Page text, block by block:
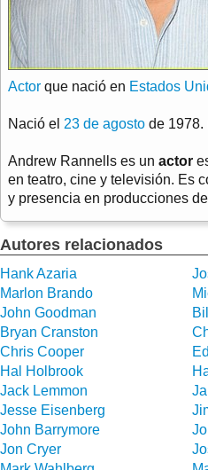
Actor que nació en Estados
Nació el 23 de agosto de 1978.
Andrew Rannells es un actor
en teatro, cine y televisión. Es
y presencia en producciones
Autores relacionados
Hank Azaria
Marlon Brando
John Goodman
Bryan Cranston
Chris Cooper
Hal Holbrook
Jack Lemmon
Jesse Eisenberg
John Barrymore
Jon Cryer